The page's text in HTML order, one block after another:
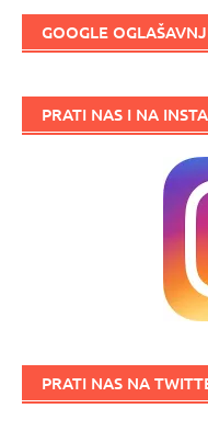
GOOGLE
PRATI NAS I NA
PRATI NAS NA